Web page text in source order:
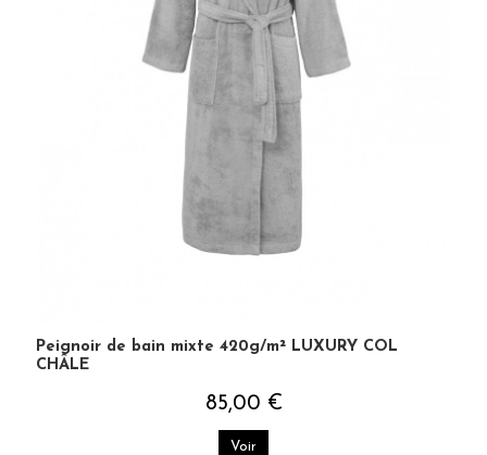
Peignoir de bain mixte 420g/m² LUXURY COL
CHÂLE
85,00 €
Voir